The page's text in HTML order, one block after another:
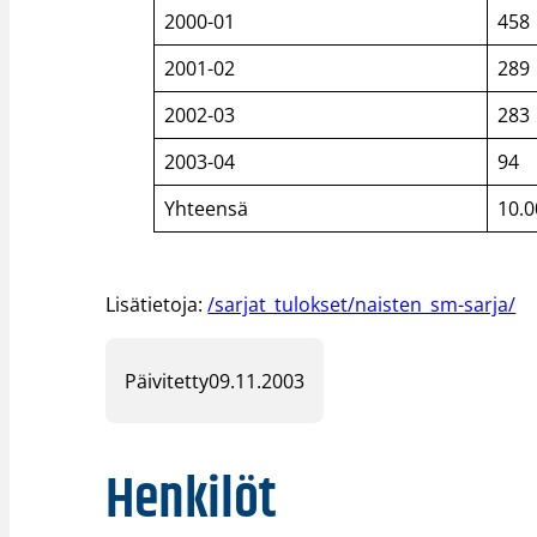
2000-01
458
2001-02
289
2002-03
283
2003-04
94
Yhteensä
Lisätietoja:/sarjat_tulokset/naisten_sm-sarja/
Päivitetty09.11.2003
Henkilöt